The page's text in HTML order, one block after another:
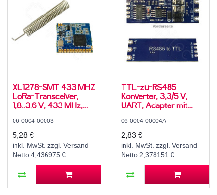
XL1278-SMT 433 MHZ
LoRa-Transceiver,
1,8..3,6 V, 433 MHz,
06-0004-00003
5,28 €
inkl. MwSt. zzgl. Versand
Netto 4,436975 €
TTL-zu-RS485
Konverter, 3,3/5 V,
UART, Adapter mit
°C
06-0004-00004A
2,83 €
inkl. MwSt. zzgl. Versand
Netto 2,378151 €